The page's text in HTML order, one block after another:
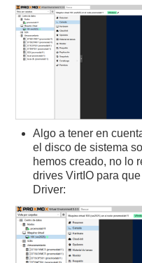
Algo a tener en
el disco de sistema
hemos creado, no lo
drives VirtIO para
Driver: